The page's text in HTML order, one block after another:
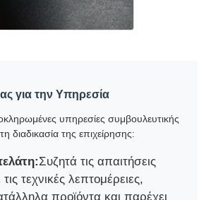
για την Υπηρεσία
υπηρεσίες συμβουλευτικής
διαδικασία της επιχείρησης:
Συζητά τις απαιτήσεις
τεχνικές λεπτομέρειες,
προϊόντα και παρέχει